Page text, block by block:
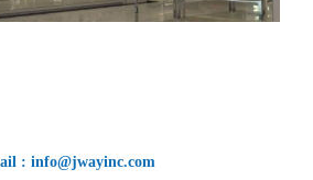
: info@jwayinc.com